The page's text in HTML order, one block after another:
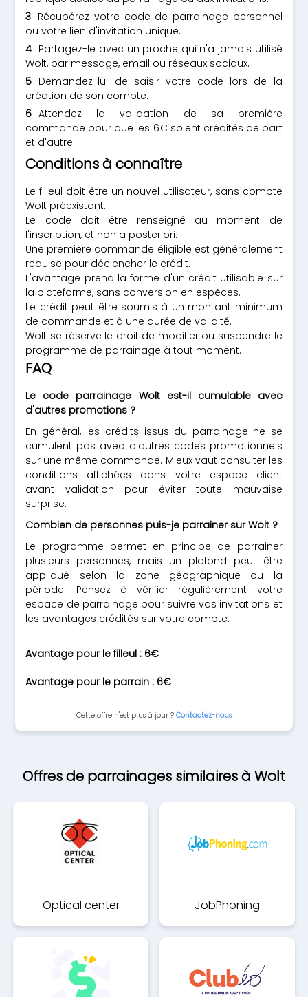
Récupérez votre code de parrainage personnel
ou votre lien d'invitation unique.
Partagez-le avec un proche qui n'a jamais utilisé
Wolt, par message, email ou réseaux sociaux.
Demandez-lui de saisir votre code lors de la
création de son compte.
Attendez la validation de sa première
commande pour que les 6€ soient crédités de part
et d'autre.
Conditions à connaître
Le filleul doit être un nouvel utilisateur, sans compte
Wolt préexistant.
Le code doit être renseigné au moment de
l'inscription, et non a posteriori.
Une première commande éligible est généralement
requise pour déclencher le crédit.
L'avantage prend la forme d'un crédit utilisable sur
la plateforme, sans conversion en espèces.
Le crédit peut être soumis à un montant minimum
de commande et à une durée de validité.
Wolt se réserve le droit de modifier ou suspendre le
programme de parrainage à tout moment.
FAQ
Le code parrainage Wolt est-il cumulable avec
d'autres promotions ?
En général, les crédits issus du parrainage ne se
cumulent pas avec d'autres codes promotionnels
sur une même commande. Mieux vaut consulter les
conditions affichées dans votre espace client
avant validation pour éviter toute mauvaise
surprise.
Combien de personnes puis-je parrainer sur Wolt ?
Le programme permet en principe de parrainer
plusieurs personnes, mais un plafond peut être
appliqué selon la zone géographique ou la
période. Pensez à vérifier régulièrement votre
espace de parrainage pour suivre vos invitations et
les avantages crédités sur votre compte.
Avantage pour le filleul : 6€
Avantage pour le parrain : 6€
Cette offre n'est plus à jour ? Contactez-nous
Offres de parrainages similaires à Wolt
Optical center JobPhoning